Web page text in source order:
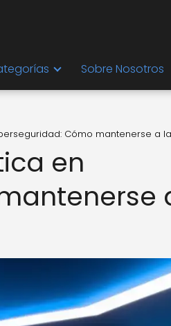
Sobre Nosotros
Cómo mantenerse a
en